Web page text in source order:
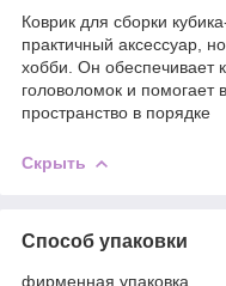
Коврик для сборки
практичный аксессуар,
хобби. Он обеспечивает
головоломок и помогает
пространство в порядке
Скрыть
Способ упаковки
фирменная упаковка